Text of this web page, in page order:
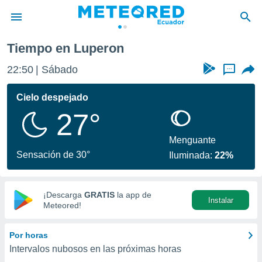
de
ha
calidad.
a este
las
y
digital
basada
Tiempo en Luperon
22:50 Sábado ...
Cielo despejado
27°
Sensación de 30°
Menguante
Iluminada:22%
¡Descarga GRATIS la app de
Meteored!
Instalar
Por horas
Intervalos nubosos en las próximas horas